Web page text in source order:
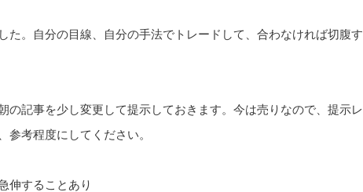
た。自分の目線、自分の手法でトレードして、合わなければ切腹す
の記事を少し変更して提示しておきます。今は売りなので、提示レ
参考程度にしてください。
伸することあり